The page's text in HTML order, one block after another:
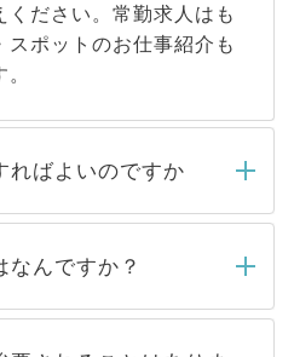
ください。常勤求人はも
スポットのお仕事紹介も
ればよいのですか
したら、弊社担当者がご
、その後メールもしくは
日以内にはご連絡をせて
、しばらくお待ちくださ
なんですか？
で取り扱っている求人の